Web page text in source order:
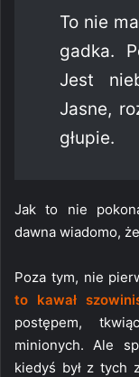
To nie
gadka.
Jest
Jasne,
głupie.
Jak to nie
dawna wiadomo,
Poza tym, nie
to kawał
postępem,
minionych. Ale
kiedyś był z tych